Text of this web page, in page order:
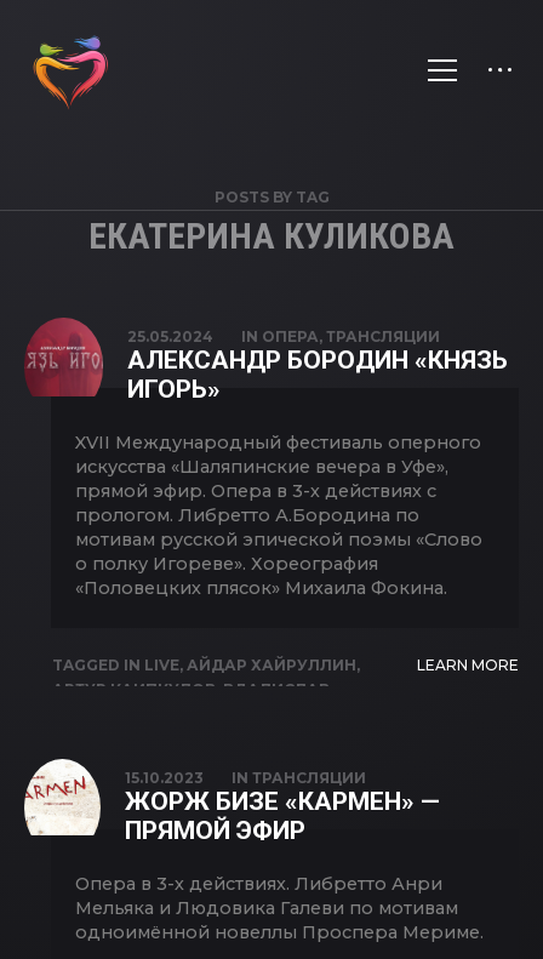
POSTS BY TAG
ЕКАТЕРИНА КУЛИКОВА
25.05.2024 IN ОПЕРА,ТРАНСЛЯЦИИ
АЛЕКСАНДР БОРОДИН «КНЯЗЬ
ИГОРЬ»
XVII Международный фестиваль оперного
искусства «Шаляпинские вечера в Уфе»,
прямой эфир. Опера в 3-х действиях с
прологом. Либретто А.Бородина по
мотивам русской эпической поэмы «Слово
о полку Игореве». Хореография
«Половецких плясок» Михаила Фокина.
TAGGED IN LIVE, АЙДАР ХАЙРУЛЛИН,
АРТУР КАИПКУЛОВ ВДАЛИСЛАВ
КУЛИКОВА
ИГОРЬ
МАРИЯ БАЯНКИНА,НАЗГУЛЬ
ИБРАГИМОВА, СЕРГЕЙ СИДОРОВ,
ШАЛЯПИНСКИЙ
LEARN MORE
15.10.2023 IN ТРАНСЛЯЦИИ
ЖОРЖ БИЗЕ «КАРМЕН» —
ПРЯМОЙ ЭФИР
Опера в 3-х действиях. Либретто Анри
Мельяка и Людовика Галеви по мотивам
одноимённой новеллы Проспера Мериме.